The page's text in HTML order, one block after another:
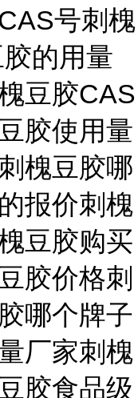
号刺槐
的用量
豆胶CAS
胶使用量
槐豆胶哪
报价刺槐
豆胶购买
胶价格刺
哪个牌子
厂家刺槐
胶食品级